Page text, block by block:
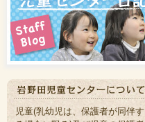
児童(乳幼児は、保護者が同伴す